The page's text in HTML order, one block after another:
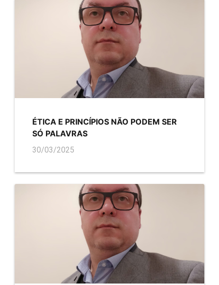
ÉTICA E PRINCÍPIOS NÃO PODEM SER
SÓ PALAVRAS
30/03/2025